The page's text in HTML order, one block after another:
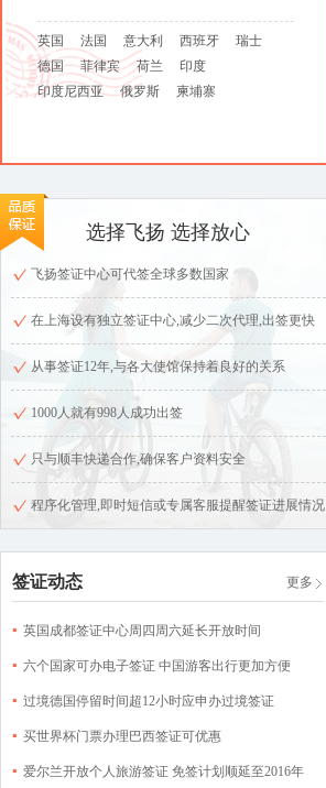
英国 法国 意大利 西班牙
瑞士
德国
菲律宾 荷兰
印度
印度尼西亚
俄罗斯 柬埔寨
选择飞扬 选择放心
飞扬签证中心可代签全球多数国家
在上海设有独立签证中心,减少二次代理,出签更快
从事签证12年,与各大使馆保持着良好的关系
1000人就有998人成功出签
只与顺丰快递合作,确保客户资料安全
程序化管理,即时短信或专属客服提醒签证进展情况
签证动态 更多
英国成都签证中心周四周六延长开放时间
六个国家可办电子签证 中国游客出行更加方便
过境德国停留时间超12小时应申办过境签证
买世界杯门票办理巴西签证可优惠
爱尔兰开放个人旅游签证 免签计划顺延至2016年